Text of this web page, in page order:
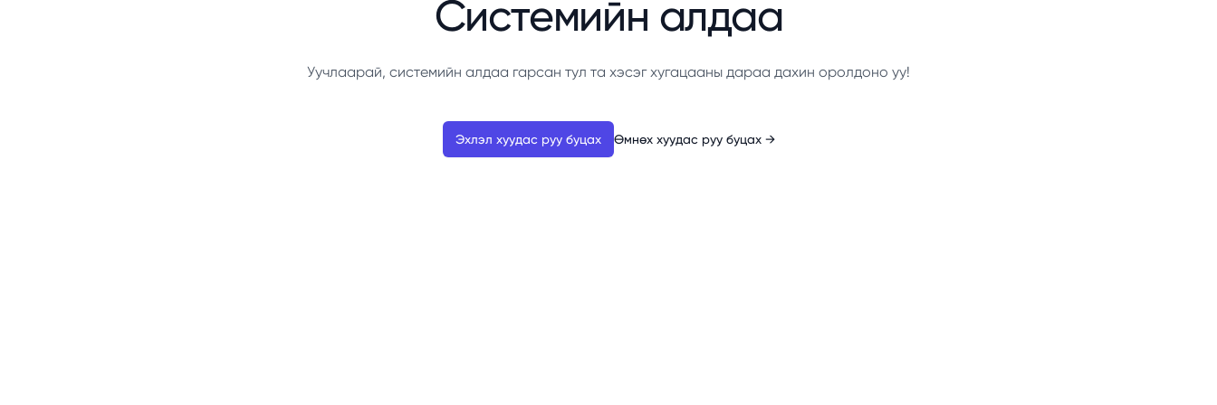
Системийн алдаа
Уучлаарай, системийн алдаа гарсан тул та хэсэг хугацааны дараа дахин оролдоно уу!
Эхлэл хуудас руу буцах Өмнөх хуудас руу буцах →